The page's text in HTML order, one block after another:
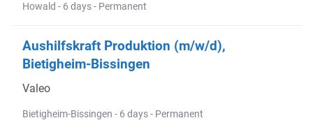
Howald - 6 days - Permanent
Aushilfskraft Produktion (m/w/d),
Bietigheim-Bissingen
Valeo
Bietigheim-Bissingen - 6 days - Permanent